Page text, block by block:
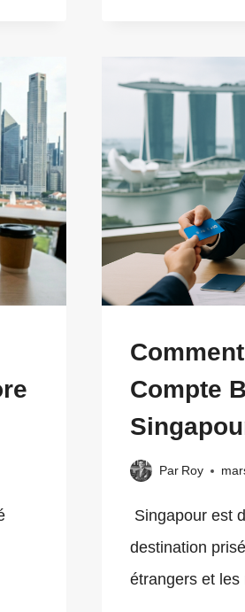
Compte
Par Roy
Singapour est
destination
étrangers et